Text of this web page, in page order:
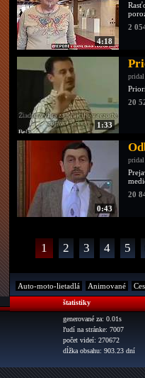
4:18
2
1:33
pridal
20
0:43
pridal
20
1 2 3 4 5
Auto-moto-lietadlá Animované
štatistiky
generované za: 0.01s
ľudí na stránke: 7007
počet videí: 270672
dĺžka obsahu: 903.23 dní